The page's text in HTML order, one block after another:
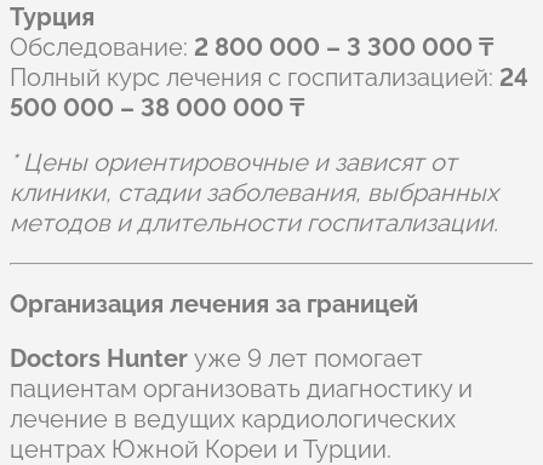
Турция
Обследование: 2 800 000 – 3 300 000 ₸
Полный курс лечения с госпитализацией: 24
500 000 – 38 000 000 ₸
* Цены ориентировочные и зависят от
клиники, стадии заболевания, выбранных
методов и длительности госпитализации.
Организация лечения за границей
Doctors Hunter уже 9 лет помогает
пациентам организовать диагностику и
лечение в ведущих кардиологических
центрах Южной Кореи и Турции.